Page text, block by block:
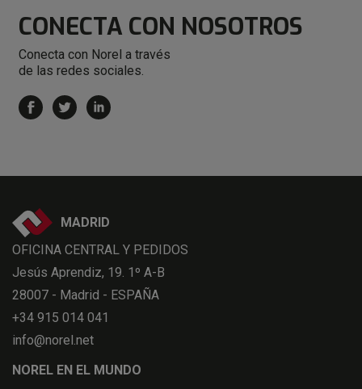
CONECTA CON NOSOTROS
Conecta con Norel a través
de las redes sociales.
MADRID
OFICINA CENTRAL Y PEDIDOS
Jesús Aprendiz, 19. 1º A-B
28007 - Madrid - ESPAÑA
+34 915 014 041
info@norel.net
NOREL EN EL MUNDO